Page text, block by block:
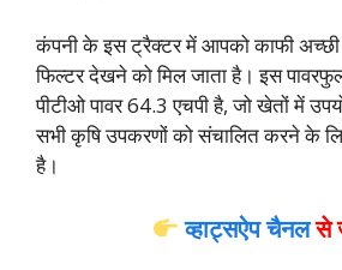
कंपनी के इस ट्रैक्टर में आपको काफी अच्छी
फिल्टर देखने को मिल जाता है। इस
पीटीओ पावर 64.3 एचपी है, जो खेतों में
सभी कृषि उपकरणों को संचालित करने के लिए
है।
व्हाट्सऐप चैनलसे